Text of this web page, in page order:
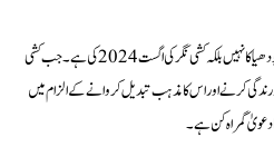
ڈی فریک کے فیکٹ چیک سے واضح ہے یہ واقعہ ایودھیا کا نہیں بلکہ کشی نگر کی اگست 2024 کی ہے ۔ جب کشی
کرنے اور اس کا مذہب تبدیل کروانے کے الزام میں
دعویٰ گمراہ کن ہے۔